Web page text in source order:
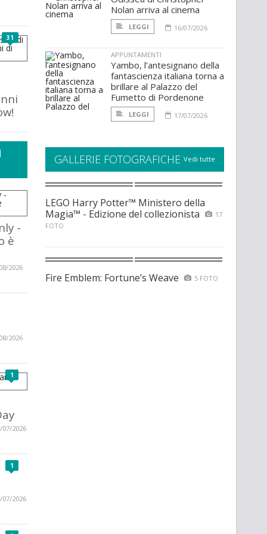
31
-
è
2026
2026
1
07/2026
1
07/2026
Nolan arriva al cinema
LEGGI 16/07/2026
APPUNTAMENTI
Yambo, l’antesignano della
fantascienza italiana torna a
brillare al Palazzo del
Fumetto di Pordenone
LEGGI 17/07/2026
GALLERIE FOTOGRAFICHE Vedi tutte
LEGO Harry Potter™ Ministero della
Magia™ - Edizione del collezionista
17
FOTO
Fire Emblem: Fortune’s Weave 5 FOTO